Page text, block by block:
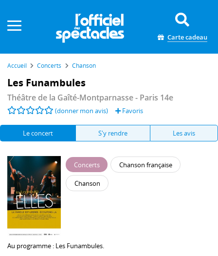
Carte cadeau
Accueil Concerts Chanson
Les Funambules
Théâtre de la Gaîté-Montparnasse- Paris 14e
(donner mon avis) Favoris
Le concert S'y rendre Les avis
Concerts Chanson française
Chanson
Au programme : Les Funambules